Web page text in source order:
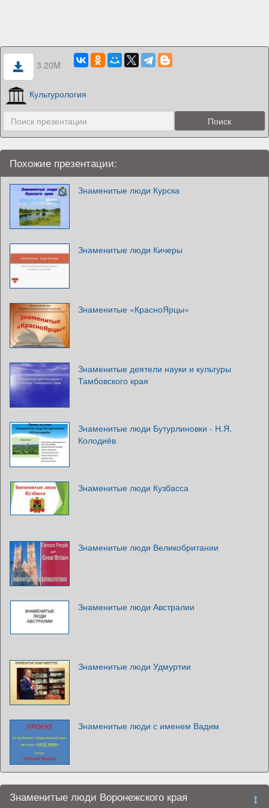
3.20M
Культурология
Похожие презентации:
Знаменитые люди Курска
Знаменитые люди Кичеры
Знаменитые «КрасноЯрцы»
Знаменитые деятели науки и культуры
Тамбовского края
Знаменитые люди Бутурлиновки - Н.Я.
Колодиёв
Знаменитые люди Кузбасса
Знаменитые люди Великобритании
Знаменитые люди Австралии
Знаменитые люди Удмуртии
Знаменитые люди с именем Вадим
Знаменитые люди Воронежского края